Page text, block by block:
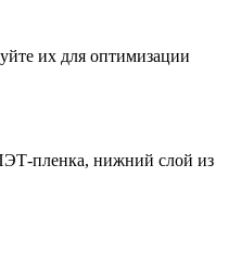
их для оптимизации
пленка, нижний слой из